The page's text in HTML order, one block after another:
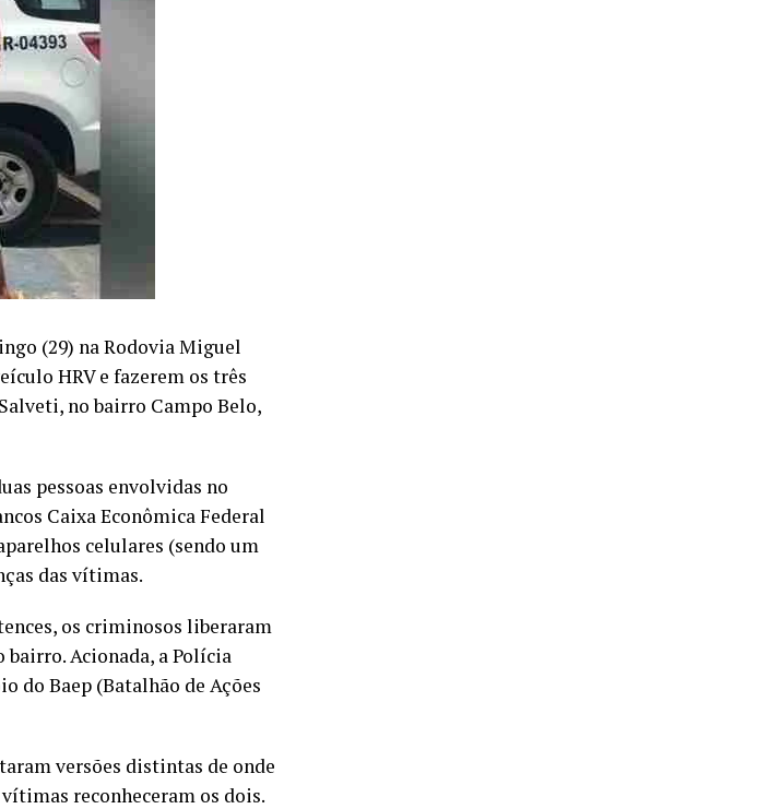
(29) na Rodovia Miguel
HRV e fazerem os três
no bairro Campo Belo,
pessoas envolvidas no
Caixa Econômica Federal
celulares (sendo um
das vítimas.
os criminosos liberaram
Acionada, a Polícia
do Baep (Batalhão de Ações
versões distintas de onde
reconheceram os dois.